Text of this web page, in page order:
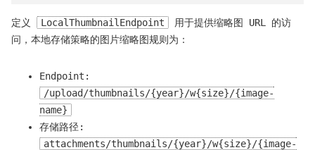
定义 LocalThumbnailEndpoint
用于提供缩略图 URL 的访
问，本地存储策略的图片缩略图规则为：
Endpoint:
/upload/thumbnails/{year}/w{size}/{image-
name}
存储路径:
attachments/thumbnails/{year}/w{size}/{image-